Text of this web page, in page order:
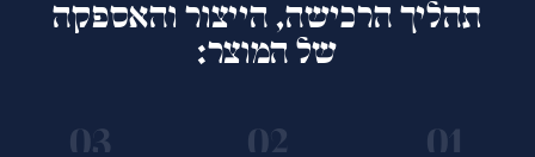
תהליך הרכישה, הייצור והאספקה
של המוצר: